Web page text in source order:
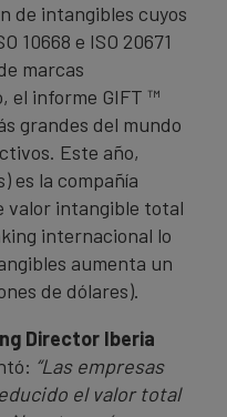
de intangibles cuyos
10668 e ISO 20671
marcas
el informe GIFT ™
grandes del mundo
Este año,
es la compañía
valor intangible total
internacional lo
aumenta un
de dólares).
Director Iberia
“Las empresas
el valor total